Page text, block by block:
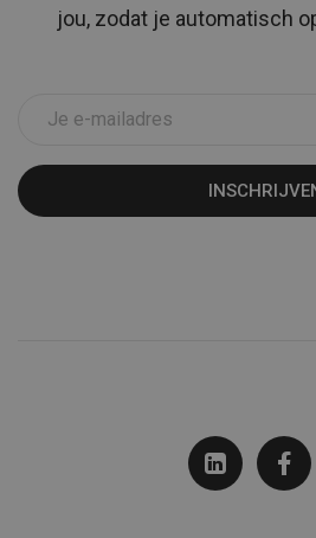
jou, zodat je automatisch